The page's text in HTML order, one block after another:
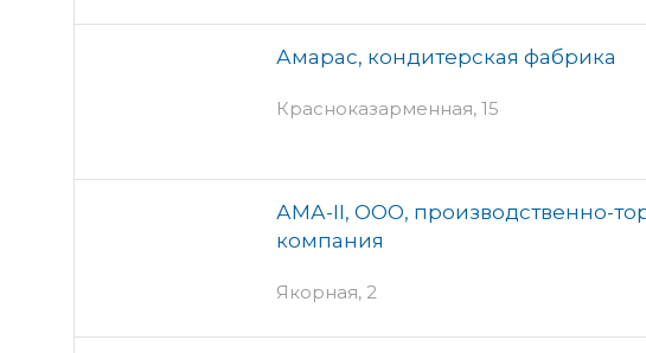
Амарас, кондитерская фабрика
Красноказарменная, 15
АМА-II, ООО, производственно-
компания
Якорная, 2